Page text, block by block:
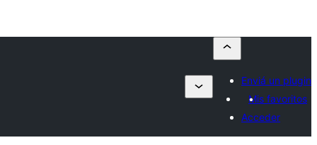
Enviá un plugin
Mis favoritos
Acceder